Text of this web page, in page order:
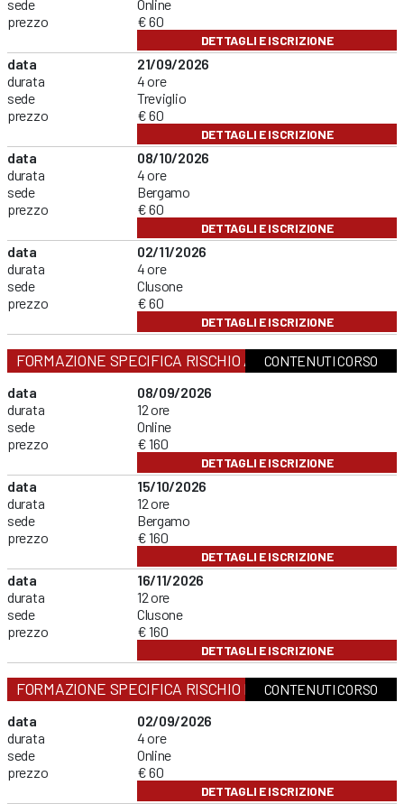
sede
prezzo
Online
€ 60
DETTAGLI E ISCRIZIONE
data
durata
sede
prezzo
21/09/2026
4 ore
Treviglio
€ 60
DETTAGLI E ISCRIZIONE
data
durata
sede
prezzo
08/10/2026
4 ore
Bergamo
€ 60
DETTAGLI E ISCRIZIONE
data
durata
sede
prezzo
02/11/2026
4 ore
Clusone
€ 60
DETTAGLI E ISCRIZIONE
FORMAZIONE SPECIFICA RISCHIO ALTOCONTENUTI CORSO
data
durata
sede
prezzo
08/09/2026
12 ore
Online
€ 160
DETTAGLI E ISCRIZIONE
data
durata
sede
prezzo
15/10/2026
12 ore
Bergamo
€ 160
DETTAGLI E ISCRIZIONE
data
durata
sede
prezzo
16/11/2026
12 ore
Clusone
€ 160
DETTAGLI E ISCRIZIONE
FORMAZIONE SPECIFICA RISCHIO BASSOCONTENUTI CORSO
data
durata
sede
prezzo
02/09/2026
4 ore
Online
€ 60
DETTAGLI E ISCRIZIONE